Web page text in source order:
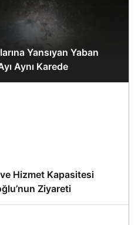
Yansıyan Yaban
Aynı Karede
ve Hizmet Kapasitesi
Ziyareti